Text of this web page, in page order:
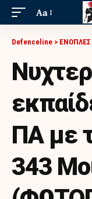
Aa
Defenceline >
ΠΑ με
343